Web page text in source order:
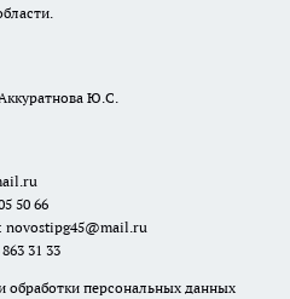
Ю.С.
50 66
novostipg45@mail.ru
31 33
персональных данных